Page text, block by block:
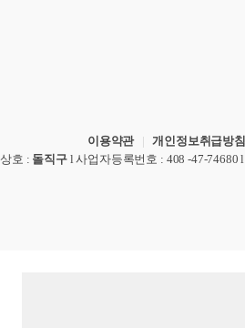
이용약관 |개인정보취급방침
상호 : 돌직구 l사업자등록번호 : 408 -47-74680 l